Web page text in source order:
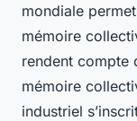
mondiale
mémoire
rendent compte
mémoire
industriel